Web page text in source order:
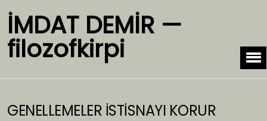
İMDAT DEMİR —
filozofkirpi
GENELLEMELER İSTİSNAYI KORUR